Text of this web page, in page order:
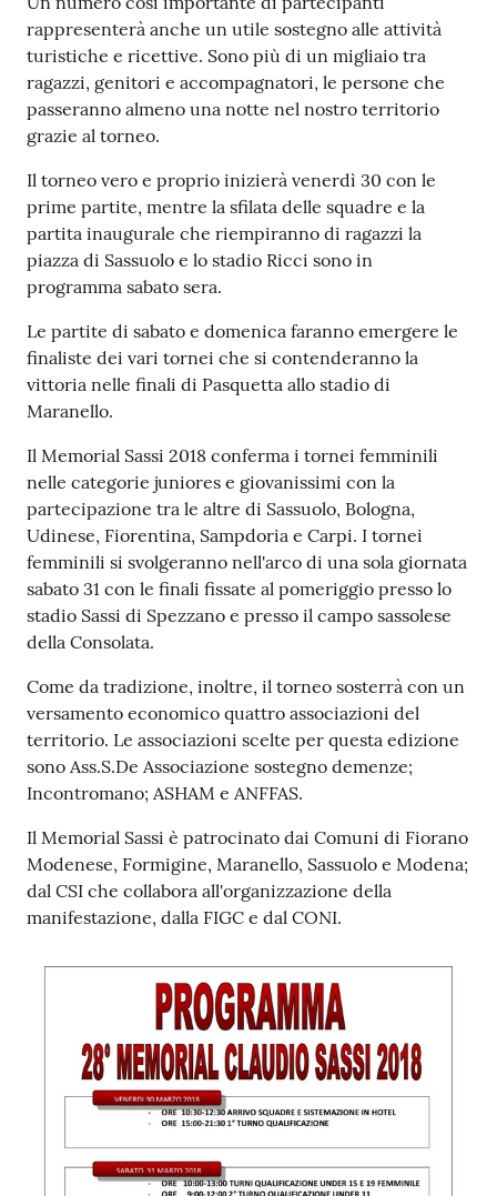
rappresenterà anche un utile sostegno alle attività
turistiche e ricettive. Sono più di un migliaio tra
ragazzi, genitori e accompagnatori, le persone che
passeranno almeno una notte nel nostro territorio
grazie al torneo.
Il torneo vero e proprio inizierà venerdì 30 con le
prime partite, mentre la sfilata delle squadre e la
partita inaugurale che riempiranno di ragazzi la
piazza di Sassuolo e lo stadio Ricci sono in
programma sabato sera.
Le partite di sabato e domenica faranno emergere le
finaliste dei vari tornei che si contenderanno la
vittoria nelle finali di Pasquetta allo stadio di
Maranello.
Il Memorial Sassi 2018 conferma i tornei femminili
nelle categorie juniores e giovanissimi con la
partecipazione tra le altre di Sassuolo, Bologna,
Udinese, Fiorentina, Sampdoria e Carpi. I tornei
femminili si svolgeranno nell'arco di una sola giornata
sabato 31 con le finali fissate al pomeriggio presso lo
stadio Sassi di Spezzano e presso il campo sassolese
della Consolata.
Come da tradizione, inoltre, il torneo sosterrà con un
versamento economico quattro associazioni del
territorio. Le associazioni scelte per questa edizione
sono Ass.S.De Associazione sostegno demenze;
Incontromano; ASHAM e ANFFAS.
Il Memorial Sassi è patrocinato dai Comuni di Fiorano
Modenese, Formigine, Maranello, Sassuolo e Modena;
dal CSI che collabora all'organizzazione della
manifestazione, dalla FIGC e dal CONI.